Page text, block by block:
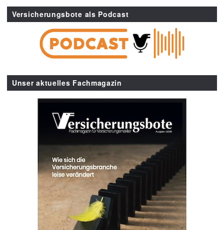
Versicherungsbote als Podcast
Unser aktuelles Fachmagazin